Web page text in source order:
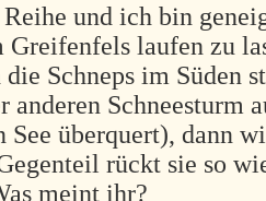
und ich bin
laufen zu
Schneps im Süden
anderen Schneesturm
See überquert), dann
rückt sie so
meint ihr?